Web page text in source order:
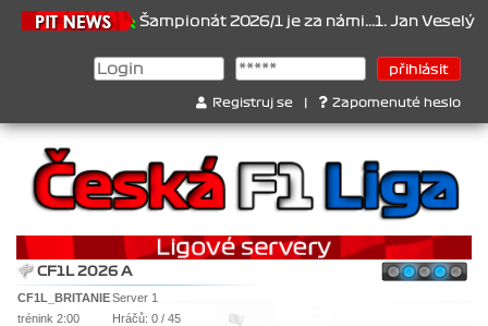
21.6.2026 Šampionát 2026/1 je za námi...1. Jan Veselý ,
Registruj se Zapomenuté heslo
CF1L 2026 A
CF1L_BRITANIEServer 1
trénink 2:00
Hráčů: 0 / 45